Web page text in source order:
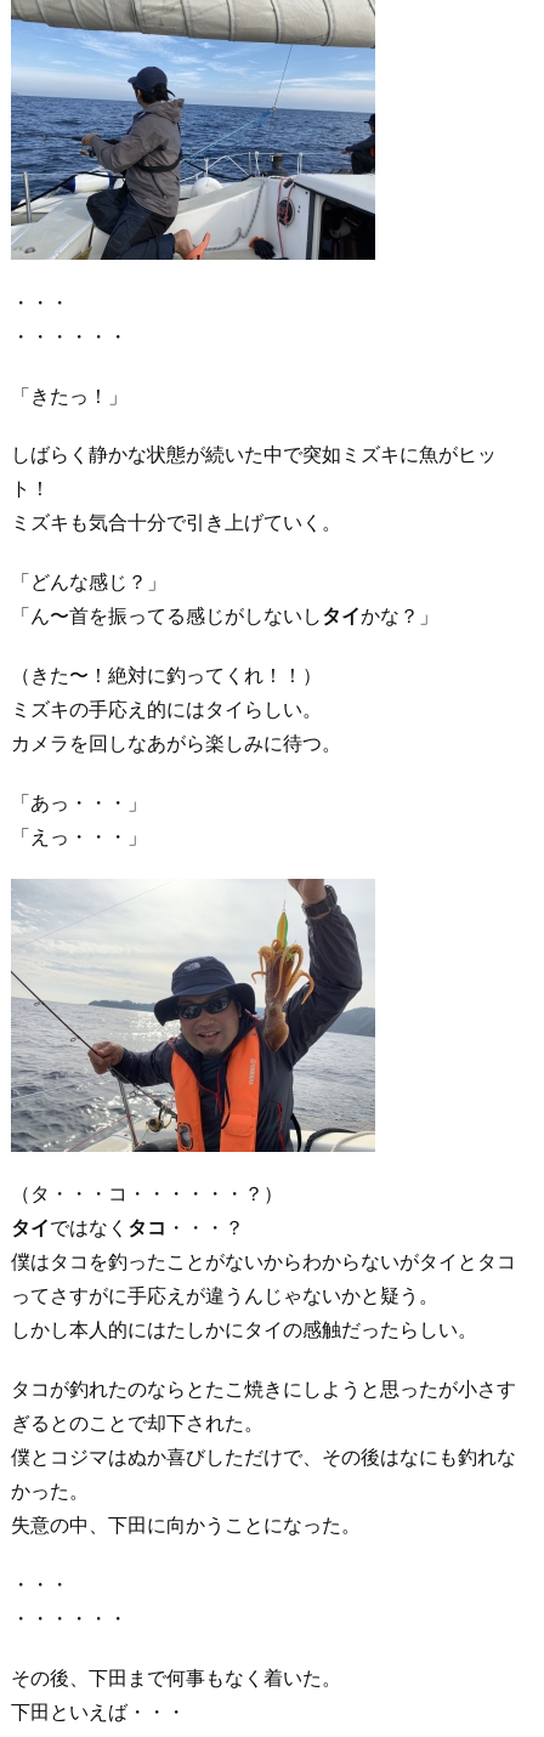
・・・
・・・・・・
「きたっ！」
しばらく静かな状態が続いた中で突如ミズキに魚がヒッ
ト！
ミズキも気合十分で引き上げていく。
「どんな感じ？」
「ん〜首を振ってる感じがしないしタイかな？」
（きた〜！絶対に釣ってくれ！！）
ミズキの手応え的にはタイらしい。
カメラを回しなあがら楽しみに待つ。
「あっ・・・」
「えっ・・・」
（タ・・・コ・・・・・・？）
タイではなく タコ ・・・？
僕はタコを釣ったことがないからわからないがタイとタコ
ってさすがに手応えが違うんじゃないかと疑う。
しかし本人的にはたしかにタイの感触だったらしい。
タコが釣れたのならとたこ焼きにしようと思ったが小さす
ぎるとのことで却下された。
僕とコジマはぬか喜びしただけで、その後はなにも釣れな
かった。
失意の中、下田に向かうことになった。
・・・
・・・・・・
その後、下田まで何事もなく着いた。
下田といえば・・・